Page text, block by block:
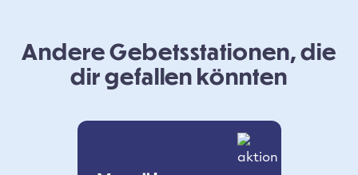
Andere Gebetsstationen, die
dir gefallen könnten